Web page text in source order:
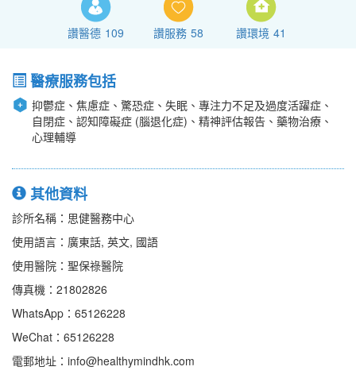
讚醫德 109 讚服務 58 讚環境 41
醫療服務包括
抑鬱症、焦慮症、驚恐症、失眠、專注力不足及過度活躍症、
自閉症、認知障礙症 (腦退化症)、精神評估報告、藥物治療、
心理輔導
其他資料
診所名稱：思健醫務中心
使用語言：廣東話, 英文, 國語
使用醫院：聖保祿醫院
傳真機：21802826
WhatsApp：65126228
WeChat：65126228
電郵地址：info@healthymindhk.com